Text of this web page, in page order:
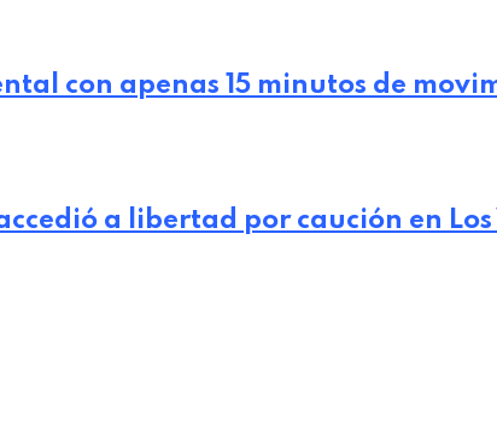
con apenas 15 minutos de
a libertad por caución en Los